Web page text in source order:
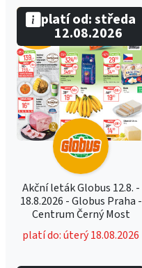
Akční leták Globus 12.8. -
18.8.2026 - Globus Praha -
Centrum Černý Most
platí do: úterý 18.08.2026
platí od: středa
12.08.2026